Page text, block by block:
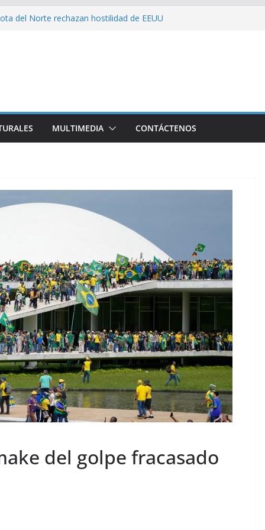
del Norte rechazan hostilidad de EEUU
y rebaja relación diplomática con
MULTIMEDIA CONTÁCTENOS
del golpe fracasado